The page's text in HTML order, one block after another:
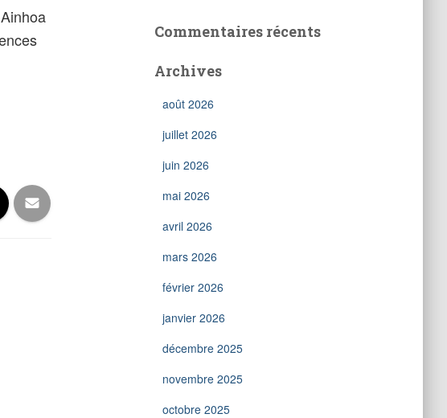
Commentaires récents
Archives
août 2026
juillet 2026
juin 2026
mai 2026
avril 2026
mars 2026
février 2026
janvier 2026
décembre 2025
novembre 2025
octobre 2025